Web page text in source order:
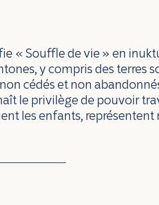
« Souffle de vie » en
y compris des terres
cédés et non
le privilège de pouvoir
les enfants, représentent